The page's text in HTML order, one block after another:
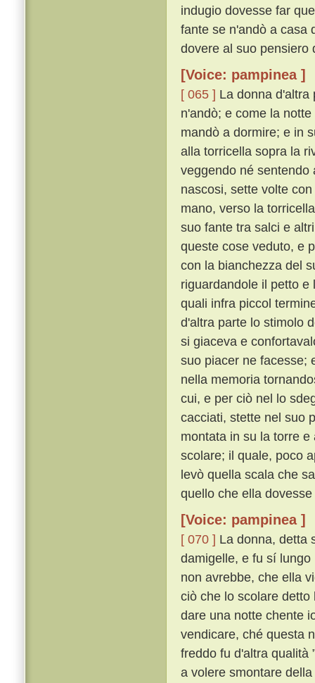
indugio dovesse far
fante se n'andò a casa
dovere al suo pensiero
[Voice: pampinea ]
[ 065 ] La donna d'altra
n'andò; e come la
mandò a dormire; e in
alla torricella sopra la
veggendo né sentendo
nascosi, sette volte
mano, verso la
suo fante tra salci e
queste cose veduto, e
con la bianchezza del
riguardandole il petto
quali infra piccol
d'altra parte lo stimolo
si giaceva e
suo piacer ne facesse;
nella memoria
cui, e per ciò nel lo
cacciati, stette nel suo
montata in su la torre
scolare; il quale, poco
levò quella scala che
quello che ella
[Voice: pampinea ]
[ 070 ] La donna, detta
damigelle, e fu sí
non avrebbe, che ella
ciò che lo scolare detto
dare una notte chente
vendicare, ché questa
freddo fu d'altra qualità
a volere smontare